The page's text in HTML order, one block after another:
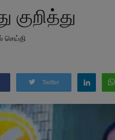
குறித்து
செய்தி
Twitter